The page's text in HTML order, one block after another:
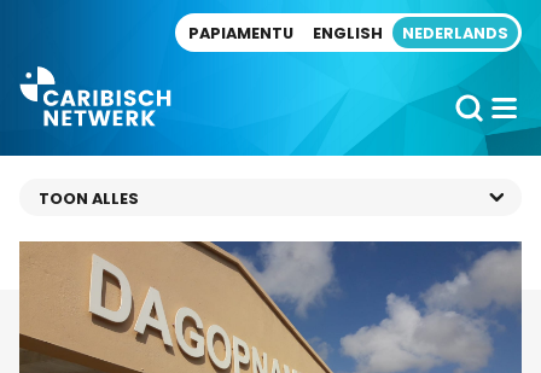
PAPIAMENTU ENGLISH NEDERLANDS